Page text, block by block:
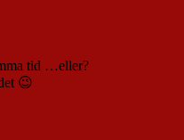
tid …eller?
😉